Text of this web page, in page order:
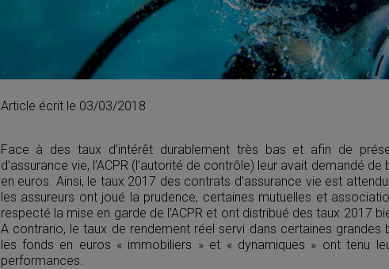
Article écrit le 03/03/2018
Face à des taux d’intérêt durablement très bas et afin de
d’assurance vie, l’ACPR (l’autorité de contrôle) leur avait demandé
en euros. Ainsi, le taux 2017 des contrats d’assurance vie est
les assureurs ont joué la prudence, certaines mutuelles et
respecté la mise en garde de l’ACPR et ont distribué des taux 2017
A contrario, le taux de rendement réel servi dans certaines grandes
les fonds en euros « immobiliers » et « dynamiques » ont tenu
performances.